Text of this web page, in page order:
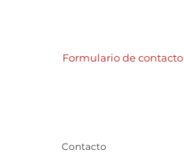
Formulario de contacto
Contacto